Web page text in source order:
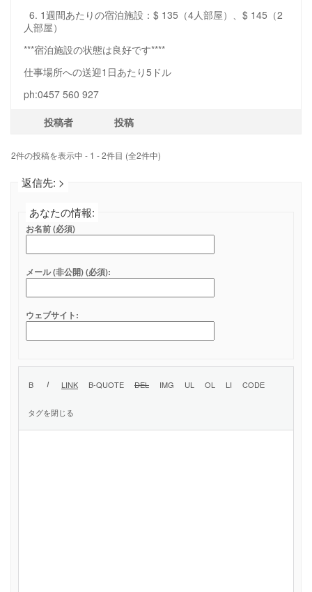
6. 1週間あたりの宿泊施設：$ 135（4人部屋）、$ 145（2
人部屋）
***宿泊施設の状態は良好です****
仕事場所への送迎1日あたり5ドル
ph:0457 560 927
投稿者
投稿
2件の投稿を表示中 - 1 - 2件目 (全2件中)
返信先: >
あなたの情報:
お名前 (必須)
メール (非公開) (必須):
ウェブサイト: